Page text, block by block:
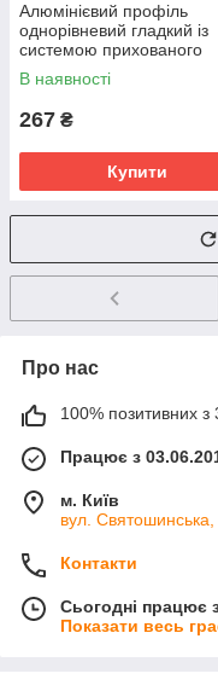
Алюмінієвий профіль
однорівневий гладкий із
системою прихованого
кріплення 28 мм х 1.8 м
срібло
В наявності
267 ₴
Купити
Про нас
100% позитивних з
Працює з
м. Київ
вул. Святошинська,
Контакти
Сьогодні працює
Показати весь